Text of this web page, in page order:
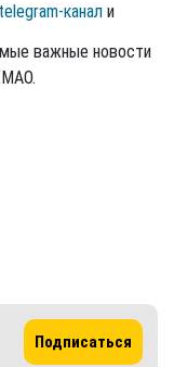
telegram-канал и
важные новости
Подписаться